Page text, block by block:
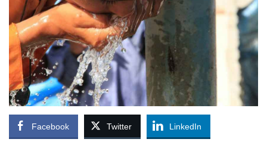
Facebook Twitter LinkedIn